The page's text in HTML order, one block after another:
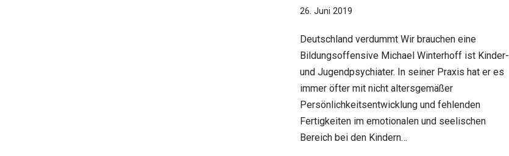
26. Juni 2019
Deutschland verdummt Wir brauchen eine
Bildungsoffensive Michael Winterhoff ist Kinder-
und Jugendpsychiater. In seiner Praxis hat er es
immer öfter mit nicht altersgemäßer
Persönlichkeitsentwicklung und fehlenden
Fertigkeiten im emotionalen und seelischen
Bereich bei den Kindern…